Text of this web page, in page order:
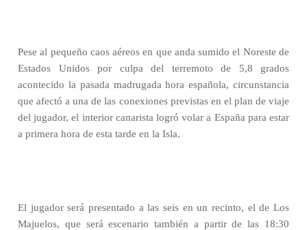
Pese al pequeño caos aéreos en que anda sumido el Noreste de
Estados Unidos por culpa del terremoto de 5,8 grados
acontecido la pasada madrugada hora española, circunstancia
que afectó a una de las conexiones previstas en el plan de viaje
del jugador, el interior canarista logró volar a España para estar
a primera hora de esta tarde en la Isla.
El jugador será presentado a las seis en un recinto, el de Los
Majuelos, que será escenario también a partir de las 18:30